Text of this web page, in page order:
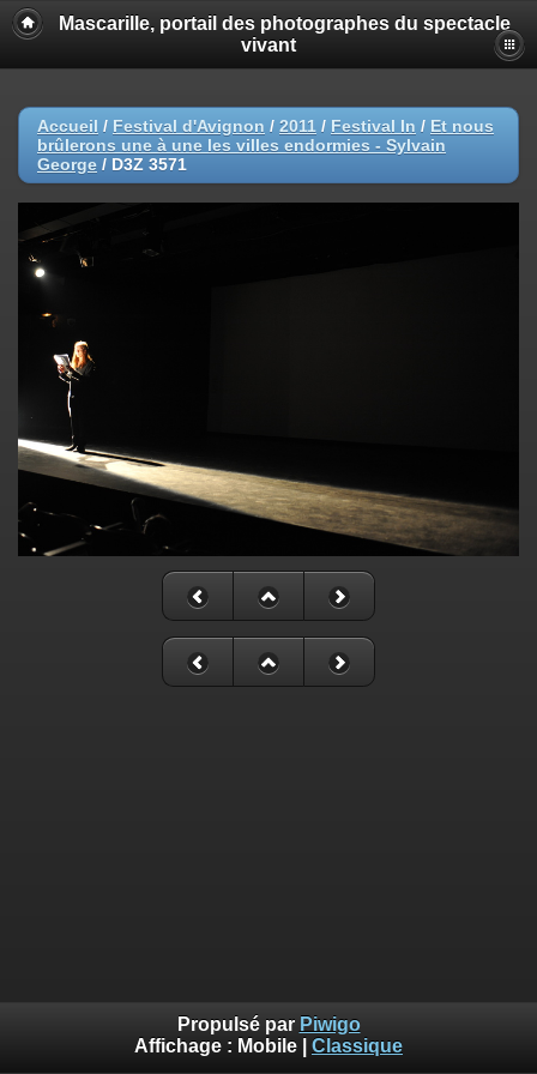
Mascarille, portail des photographes du spectacle
vivant
Accueil / Festival d'Avignon / 2011 / Festival In / Et nous
brûlerons une à une les villes endormies - Sylvain
George / D3Z 3571
Propulsé par Piwigo
Affichage : Mobile Classique